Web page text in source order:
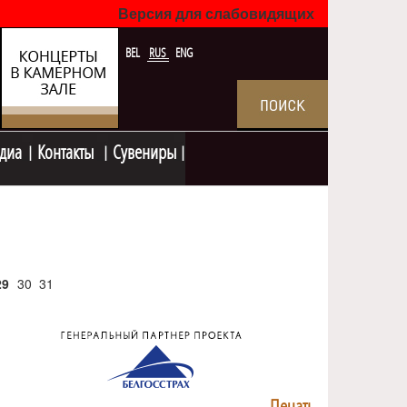
Версия для слабовидящих
BEL RUS ENG
Контакты Сувениры
30 31